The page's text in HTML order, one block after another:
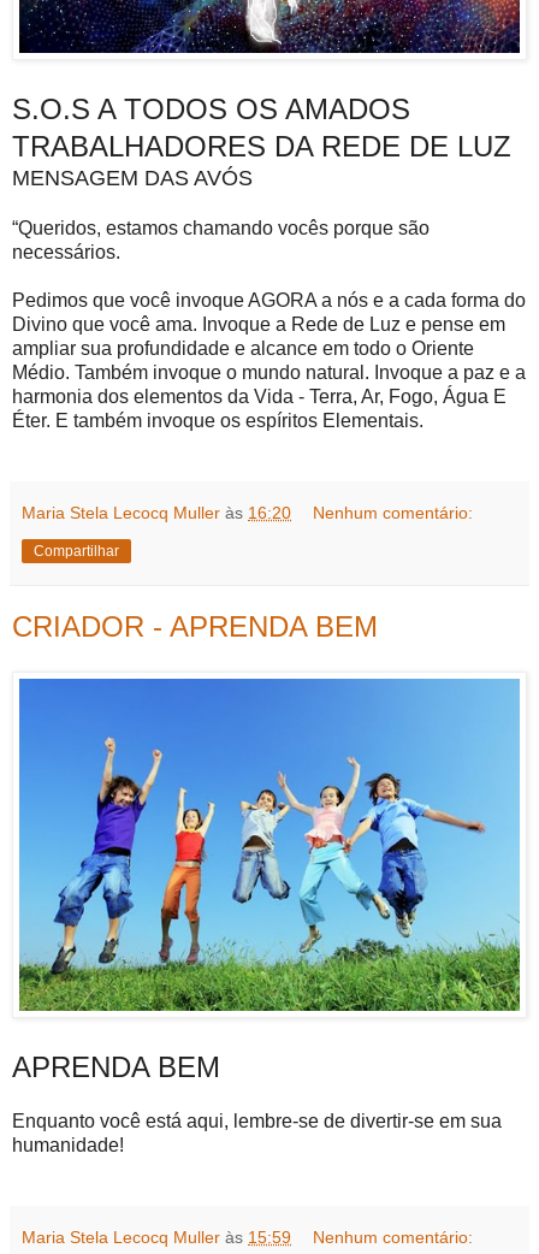
S.O.S A TODOS OS AMADOS
TRABALHADORES DA REDE DE LUZ
MENSAGEM DAS AVÓS
“Queridos, estamos chamando vocês porque são
necessários.
Pedimos que você invoque AGORA a nós e a cada forma do
Divino que você ama. Invoque a Rede de Luz e pense em
ampliar sua profundidade e alcance em todo o Oriente
Médio. Também invoque o mundo natural. Invoque a paz e a
harmonia dos elementos da Vida - Terra, Ar, Fogo, Água E
Éter. E também invoque os espíritos Elementais.
Maria Stela Lecocq Muller às 16:20 Nenhum comentário:
Compartilhar
CRIADOR - APRENDA BEM
APRENDA BEM
Enquanto você está aqui, lembre-se de divertir-se em sua
humanidade!
Maria Stela Lecocq Muller às 15:59 Nenhum comentário: